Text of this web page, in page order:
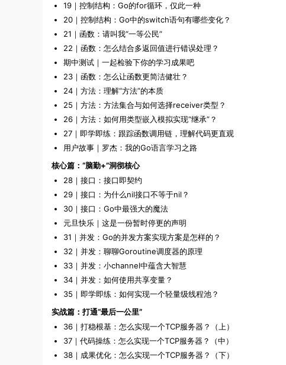
19｜控制结构：Go的for循环，仅此一种
20｜控制结构：Go中的switch语句有哪些变化？
21｜函数：请叫我“一等公民”
22｜函数：怎么结合多返回值进行错误处理？
期中测试｜一起检验下你的学习成果吧
23｜函数：怎么让函数更简洁健壮？
24｜方法：理解“方法”的本质
25｜方法：方法集合与如何选择receiver类型？
26｜方法：如何用类型嵌入模拟实现“继承”？
27｜即学即练：跟踪函数调用链，理解代码更直观
用户故事｜罗杰：我的Go语言学习之路
核心篇：“脑勤+”洞彻核心
28｜接口：接口即契约
29｜接口：为什么nil接口不等于nil？
30｜接口：Go中最强大的魔法
元旦快乐｜这是一份暂时停更的声明
31｜并发：Go的并发方案实现方案是怎样的？
32｜并发：聊聊Goroutine调度器的原理
33｜并发：小channel中蕴含大智慧
34｜并发：如何使用共享变量？
35｜即学即练：如何实现一个轻量级线程池？
实战篇：打通“最后一公里”
36｜打稳根基：怎么实现一个TCP服务器？（上）
37｜代码操练：怎么实现一个TCP服务器？（中）
38｜成果优化：怎么实现一个TCP服务器？（下）